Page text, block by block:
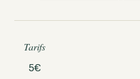
Tarifs
5€